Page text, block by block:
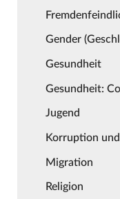
Gender
Gesundheit
Gesundheit:
Jugend
Korruption
Migration
Religion